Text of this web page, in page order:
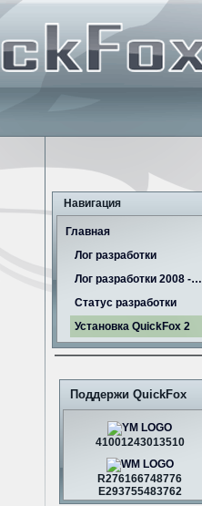
Навигация
Главная
Лог разработки
Лог разработки 2008 -…
Статус разработки
Установка QuickFox 2
Поддержи QuickFox
41001243013510
R276166748776
E293755483762